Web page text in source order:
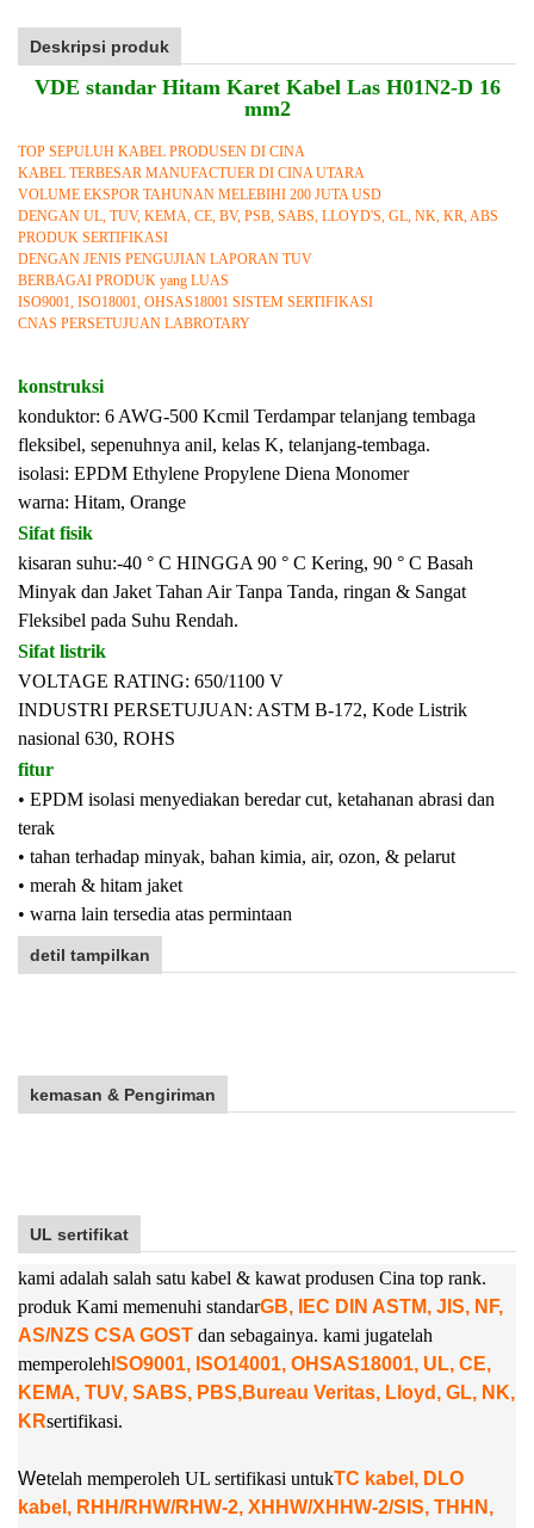
Deskripsi produk
VDE standar Hitam Karet Kabel Las H01N2-D 16
mm2
TOP SEPULUH KABEL PRODUSEN DI CINA
KABEL TERBESAR MANUFACTUER DI CINA UTARA
VOLUME EKSPOR TAHUNAN MELEBIHI 200 JUTA USD
DENGAN UL, TUV, KEMA, CE, BV, PSB, SABS, LLOYD'S, GL, NK, KR, ABS
PRODUK SERTIFIKASI
DENGAN JENIS PENGUJIAN LAPORAN TUV
BERBAGAI PRODUK yang LUAS
ISO9001, ISO18001, OHSAS18001 SISTEM SERTIFIKASI
CNAS PERSETUJUAN LABROTARY
konstruksi
konduktor: 6 AWG-500 Kcmil Terdampar telanjang tembaga
fleksibel, sepenuhnya anil, kelas K, telanjang-tembaga.
isolasi: EPDM Ethylene Propylene Diena Monomer
warna: Hitam, Orange
Sifat fisik
kisaran suhu:-40 ° C HINGGA 90 ° C Kering, 90 ° C Basah
Minyak dan Jaket Tahan Air Tanpa Tanda, ringan & Sangat
Fleksibel pada Suhu Rendah.
Sifat listrik
VOLTAGE RATING: 650/1100 V
INDUSTRI PERSETUJUAN: ASTM B-172, Kode Listrik
nasional 630, ROHS
fitur
• EPDM isolasi menyediakan beredar cut, ketahanan abrasi dan
terak
• tahan terhadap minyak, bahan kimia, air, ozon, & pelarut
• merah & hitam jaket
• warna lain tersedia atas permintaan
detil tampilkan
kemasan & Pengiriman
UL sertifikat
kami adalah salah satu kabel & kawat produsen Cina top rank.
produk Kami memenuhi standarGB, IEC DIN ASTM, JIS, NF,
AS/NZS CSA GOST dan sebagainya. kami jugatelah
memperoleh ISO9001, ISO14001, OHSAS18001, UL, CE,
KEMA, TUV, SABS, PBS,Bureau Veritas, Lloyd, GL, NK,
KRsertifikasi.
Wetelah memperoleh UL sertifikasi untukTC kabel, DLO
kabel, RHH/RHW/RHW-2, XHHW/XHHW-2/SIS, THHN,